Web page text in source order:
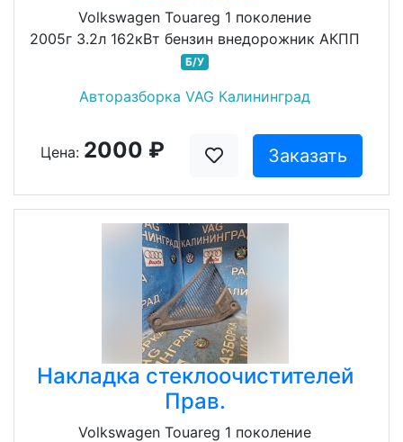
Volkswagen Touareg 1 поколение
2005г 3.2л 162кВт бензин внедорожник АКПП
Б/У
Авторазборка VAG Калининград
Цена: 2000 ₽ Заказать
Накладка стеклоочистителей
Прав.
Volkswagen Touareg 1 поколение